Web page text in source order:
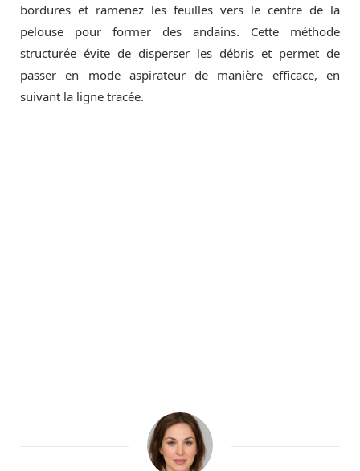
bordures et ramenez les feuilles vers le centre de la
pelouse pour former des andains. Cette méthode
structurée évite de disperser les débris et permet de
passer en mode aspirateur de manière efficace, en
suivant la ligne tracée.